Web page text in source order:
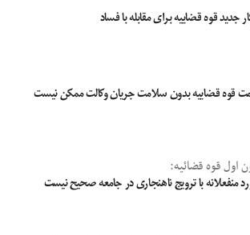
جدید قوه قضاییه برای مقابله با فساد
قوه قضاییه بدون سلامت جریان وکالت ممکن نیست
اول قوه قضائیه:
منفعلانه با ترویج ناهنجاری‌ در جامعه صحیح نیست